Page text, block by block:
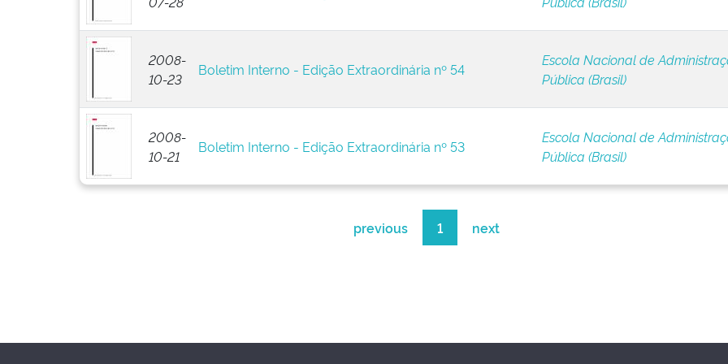
2008-
10-23
Boletim Interno - Edição Extraordinária nº 54
Escola Nacional de
Pública (Brasil)
2008-
10-21
Boletim Interno - Edição Extraordinária nº 53
Escola Nacional de
Pública (Brasil)
previous 1 next